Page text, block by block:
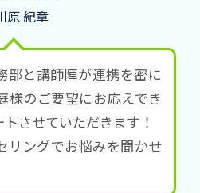
原 紀章
部と講師陣が連携を密に
様のご要望にお応えでき
させていただきます！
リングでお悩みを聞かせ